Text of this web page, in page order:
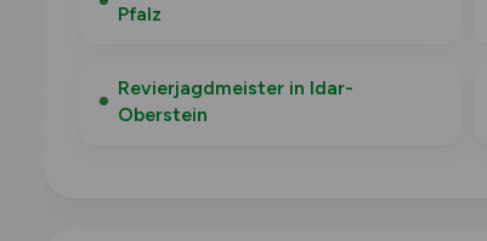
Pfalz
Revierjagdmeister in Idar-
Oberstein